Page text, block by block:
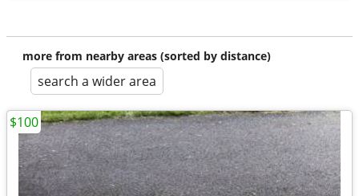
more from nearby areas (sorted by distance)
search a wider area
$100